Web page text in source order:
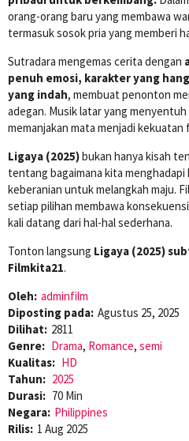
orang-orang baru yang membawa
termasuk sosok pria yang memberi
Sutradara mengemas cerita dengan
penuh emosi, karakter yang
yang indah, membuat penonton
adegan. Musik latar yang
memanjakan mata menjadi kekuatan
Ligaya (2025)bukan hanya kisah
tentang bagaimana kita
keberanian untuk melangkah maju.
setiap pilihan membawa
kali datang dari hal-hal sederhana.
Tonton langsung Ligaya (2025)
Filmkita21.
Oleh: adminfilm
Diposting pada: Agustus 25, 2025
Dilihat: 2811
Genre: Drama, Romance, semi
Kualitas: HD
Tahun: 2025
Durasi: 70 Min
Negara: Philippines
Rilis: 1 Aug 2025